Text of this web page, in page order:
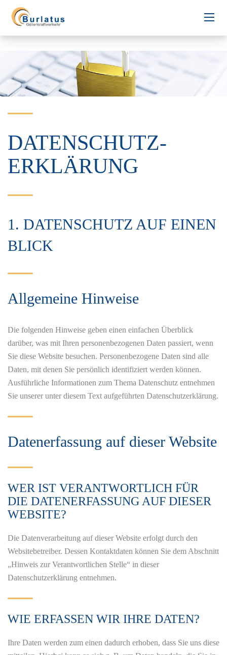
DATENSCHUTZ­
ERKLÄRUNG
1. DATENSCHUTZ AUF EINEN
BLICK
Allgemeine Hinweise
Die folgenden Hinweise geben einen einfachen Überblick
darüber, was mit Ihren personenbezogenen Daten passiert, wenn
Sie diese Website besuchen. Personenbezogene Daten sind alle
Daten, mit denen Sie persönlich identifiziert werden können.
Ausführliche Informationen zum Thema Datenschutz entnehmen
Sie unserer unter diesem Text aufgeführten Datenschutzerklärung.
Datenerfassung auf dieser Website
WER IST VERANTWORTLICH FÜR
DIE DATENERFASSUNG AUF DIESER
WEBSITE?
Die Datenverarbeitung auf dieser Website erfolgt durch den
Websitebetreiber. Dessen Kontaktdaten können Sie dem Abschnitt
„Hinweis zur Verantwortlichen Stelle“ in dieser
Datenschutzerklärung entnehmen.
WIE ERFASSEN WIR IHRE DATEN?
Ihre Daten werden zum einen dadurch erhoben, dass Sie uns diese